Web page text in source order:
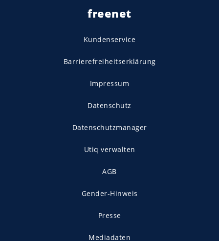
freenet
Kundenservice
Barrierefreiheitserklärung
Impressum
Datenschutz
Datenschutzmanager
Utiq verwalten
AGB
Gender-Hinweis
Presse
Mediadaten